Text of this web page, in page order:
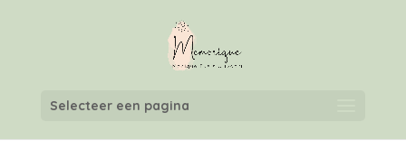
Selecteer een pagina